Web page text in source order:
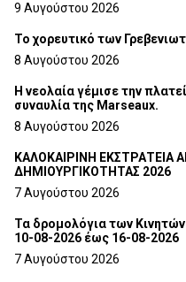
9 Αυγούστου 2026
Το χορευτικό των
8 Αυγούστου 2026
Η νεολαία γέμισε την
συναυλία της Marseaux.
8 Αυγούστου 2026
ΚΑΛΟΚΑΙΡΙΝΗ ΕΚΣΤΡΑΤΕΙΑ
ΔΗΜΙΟΥΡΓΙΚΟΤΗΤΑΣ 2026
7 Αυγούστου 2026
Τα δρομολόγια των Κινητών
10-08-2026 έως 16-08-2026
7 Αυγούστου 2026